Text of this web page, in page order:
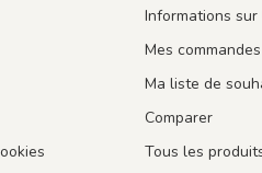
Informations
Mes commandes
Ma liste de
Comparer
Tous les